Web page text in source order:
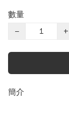
數量
−
+
簡介